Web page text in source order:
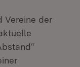
Vereine der